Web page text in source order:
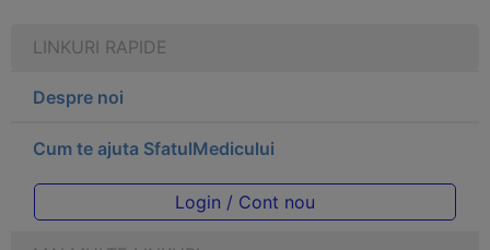
LINKURI RAPIDE
Despre noi
Cum te ajuta SfatulMedicului
Login / Cont nou